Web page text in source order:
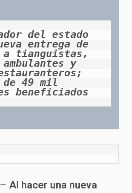
del estado
entrega de
a tianguistas,
ambulantes y
de 49 mil
beneficiados
–Al hacer una nueva